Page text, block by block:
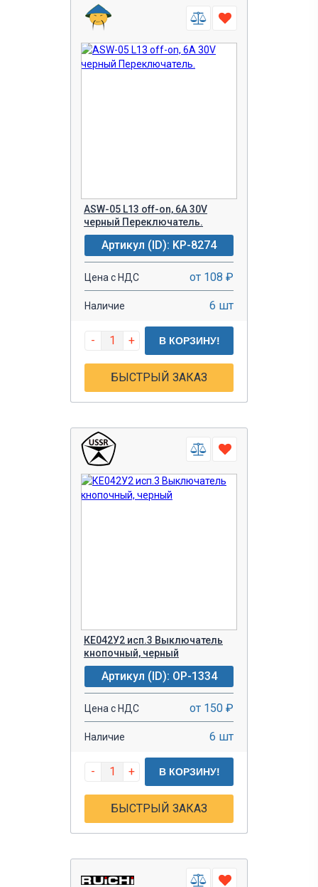
ASW-05 L13 off-on, 6A 30V
черный Переключатель.
Артикул (ID): KP-8274
Цена с НДС от 108 ₽
Наличие 6 шт
- + В КОРЗИНУ!
БЫСТРЫЙ ЗАКАЗ
КЕ042У2 исп.3 Выключатель
кнопочный, черный
Артикул (ID): OP-1334
Цена с НДС от 150 ₽
Наличие 6 шт
- + В КОРЗИНУ!
БЫСТРЫЙ ЗАКАЗ